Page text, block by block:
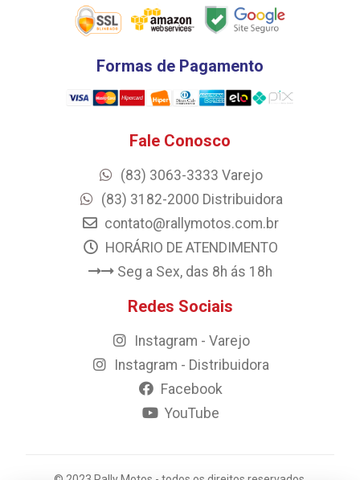
Formas de Pagamento
Fale Conosco
(83) 3063-3333 Varejo
(83) 3182-2000 Distribuidora
contato@rallymotos.com.br
HORÁRIO DE ATENDIMENTO
Seg a Sex, das 8h ás 18h
Redes Sociais
Instagram - Varejo
Instagram - Distribuidora
Facebook
YouTube